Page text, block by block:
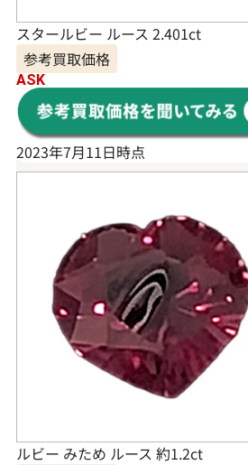
スタールビー ルース 2.401ct
参考買取価格
ASK
2023年7月11日時点
ルビー みため ルース 約1.2ct